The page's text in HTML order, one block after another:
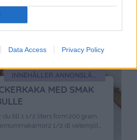
Data Access Privacy Policy
MED SMAK
du till 1 1/2 liters form:200 gram
1/2 dl vetemjöl2